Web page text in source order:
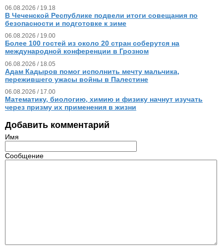
06.08.2026 / 19.18
В Чеченской Республике подвели итоги совещания по
безопасности и подготовке к зиме
06.08.2026 / 19.00
Более 100 гостей из около 20 стран соберутся на
международной конференции в Грозном
06.08.2026 / 18.05
Адам Кадыров помог исполнить мечту мальчика,
пережившего ужасы войны в Палестине
06.08.2026 / 17.00
Математику, биологию, химию и физику начнут изучать
через призму их применения в жизни
Добавить комментарий
Имя
Сообщение